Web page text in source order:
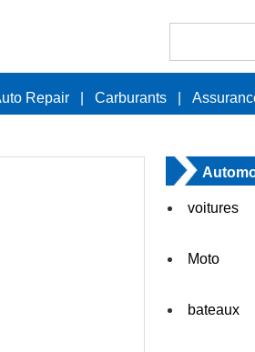
Repair Carburants
voitures
Moto
bateaux